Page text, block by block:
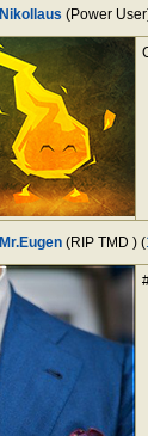
Nikollaus (Power
Mr.Eugen (RIP TMD ) (